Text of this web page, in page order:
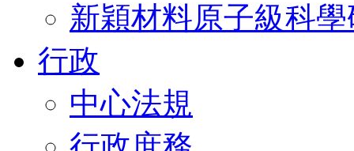
新穎材料原子級科
行政
中心法規